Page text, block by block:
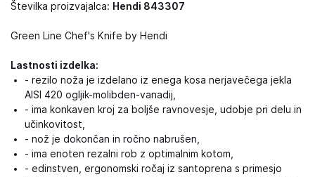
Številka proizvajalca: Hendi 843307
Green Line Chef's Knife by Hendi
Lastnosti izdelka:
- rezilo noža je izdelano iz enega kosa nerjavečega jekla
AISI 420 ogljik-molibden-vanadij,
- ima konkaven kroj za boljše ravnovesje, udobje pri delu in
učinkovitost,
- nož je dokončan in ročno nabrušen,
- ima enoten rezalni rob z optimalnim kotom,
- edinstven, ergonomski ročaj iz santoprena s primesjo